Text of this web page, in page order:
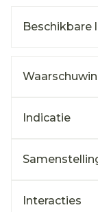
Beschikbare
Indicatie
Interacties